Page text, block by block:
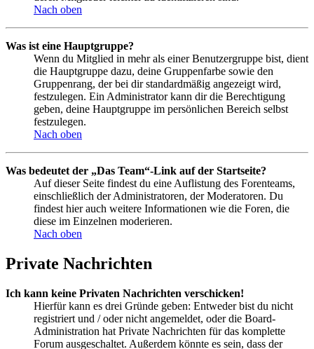
Nach oben
Was ist eine Hauptgruppe?
Wenn du Mitglied in mehr als einer Benutzergruppe bist, dient
die Hauptgruppe dazu, deine Gruppenfarbe sowie den
Gruppenrang, der bei dir standardmäßig angezeigt wird,
festzulegen. Ein Administrator kann dir die Berechtigung
geben, deine Hauptgruppe im persönlichen Bereich selbst
festzulegen.
Nach oben
Was bedeutet der „Das Team“-Link auf der Startseite?
Auf dieser Seite findest du eine Auflistung des Forenteams,
einschließlich der Administratoren, der Moderatoren. Du
findest hier auch weitere Informationen wie die Foren, die
diese im Einzelnen moderieren.
Nach oben
Private Nachrichten
Ich kann keine Privaten Nachrichten verschicken!
Hierfür kann es drei Gründe geben: Entweder bist du nicht
registriert und / oder nicht angemeldet, oder die Board-
Administration hat Private Nachrichten für das komplette
Forum ausgeschaltet. Außerdem könnte es sein, dass der